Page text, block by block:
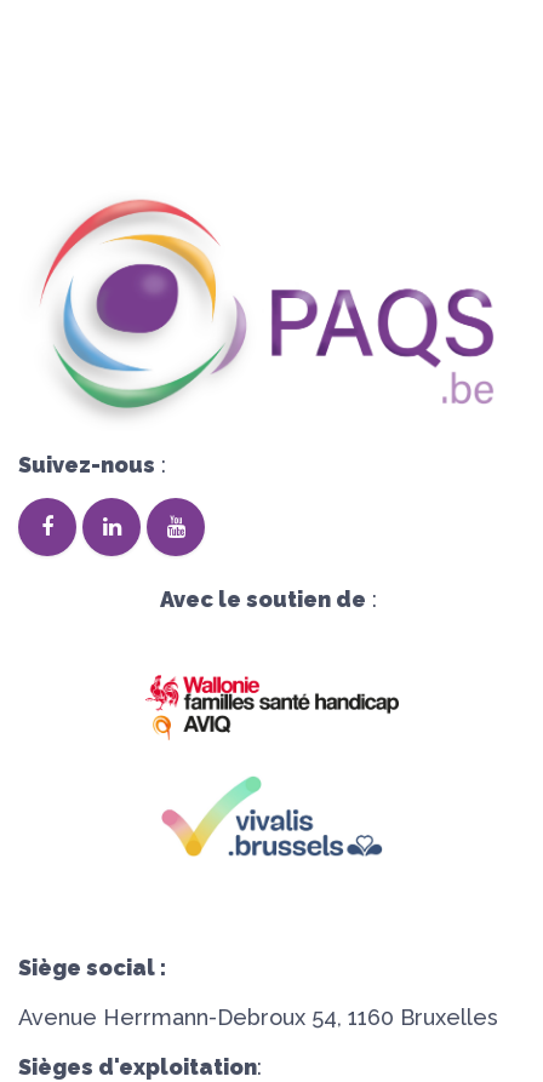
Suivez-nous :
Avec le soutien de :
Siège social :
Avenue Herrmann-Debroux 54, 1160 Bruxelles
Sièges d'exploitation: